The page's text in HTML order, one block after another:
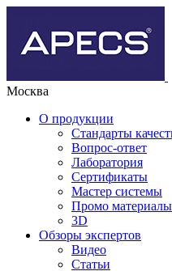
Москва
О продукции
Стандарты
Вопрос-ответ
Лаборатория
Сертификаты
Мастер системы
Промо материалы
3D
Обзоры экспертов
Видео
Статьи